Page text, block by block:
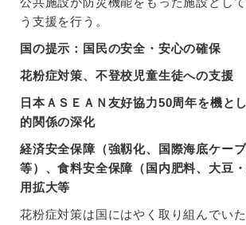
う支援を行う。
国の提示：国民の安全・安心の確保
花粉症対策、不登校児童生徒への支援
日本ＡＳＥＡＮ友好協力50周年を機と
的関係の深化
経済安全保障（強靱化、国際海底ケー
等）、食料安全保障（国内肥料、大豆
用拡大等
花粉症対策は国にはやく取り組んでい